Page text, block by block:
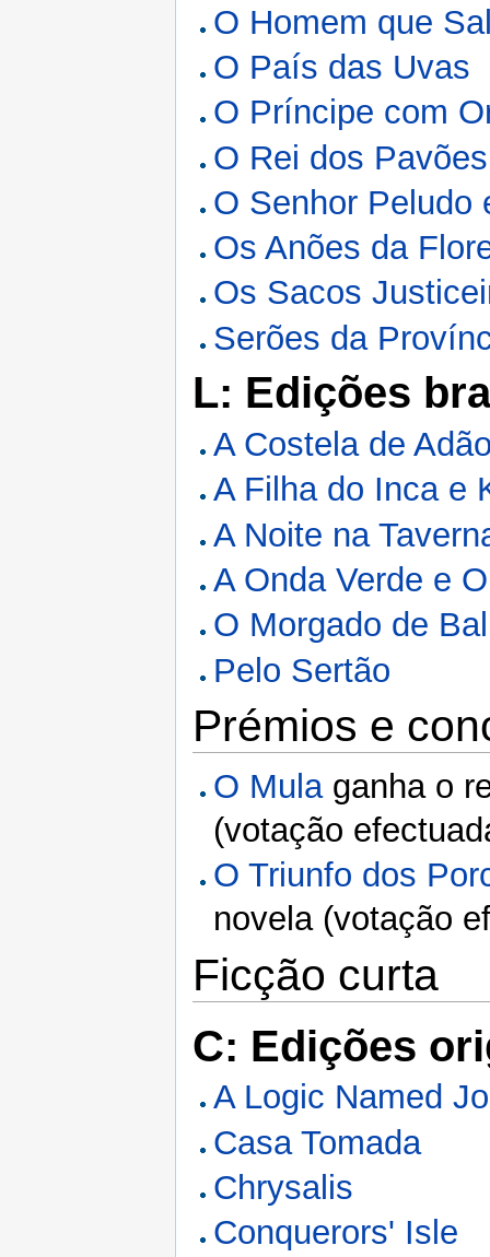
O Homem que
O País das Uvas
O Príncipe com
O Rei dos Pavões
O Senhor Peludo
Os Anões da
Os Sacos
Serões da
L: Edições
A Costela de
A Filha do Inca e
A Noite na
A Onda Verde e
O Morgado de
Pelo Sertão
Prémios e
O Mulaganha o
(votação
O Triunfo dos
novela (votação
Ficção curta
C: Edições
A Logic Named
Casa Tomada
Chrysalis
Conquerors' Isle